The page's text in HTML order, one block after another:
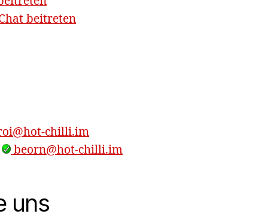
beitreten
chilli.im
beorn@hot-chilli.im
uns